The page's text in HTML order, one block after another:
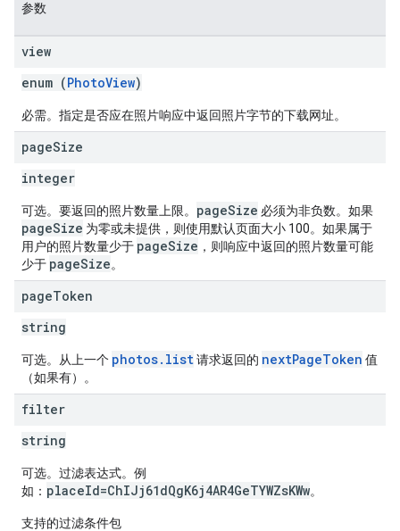
参数
view
enum (PhotoView)
必需。指定是否应在照片响应中返回照片字节的下载网址。
pageSize
integer
可选。要返回的照片数量上限。 pageSize 必须为非负数。如果
pageSize 为零或未提供，则使用默认页面大小 100。如果属于
用户的照片数量少于 pageSize ，则响应中返回的照片数量可能
少于 pageSize。
pageToken
string
可选。从上一个 photos.list请求返回的 nextPageToken 值
（如果有）。
filter
string
可选。过滤表达式。例
如： placeId=ChIJj61dQgK6j4AR4GeTYWZsKWw。
支持的过滤条件包